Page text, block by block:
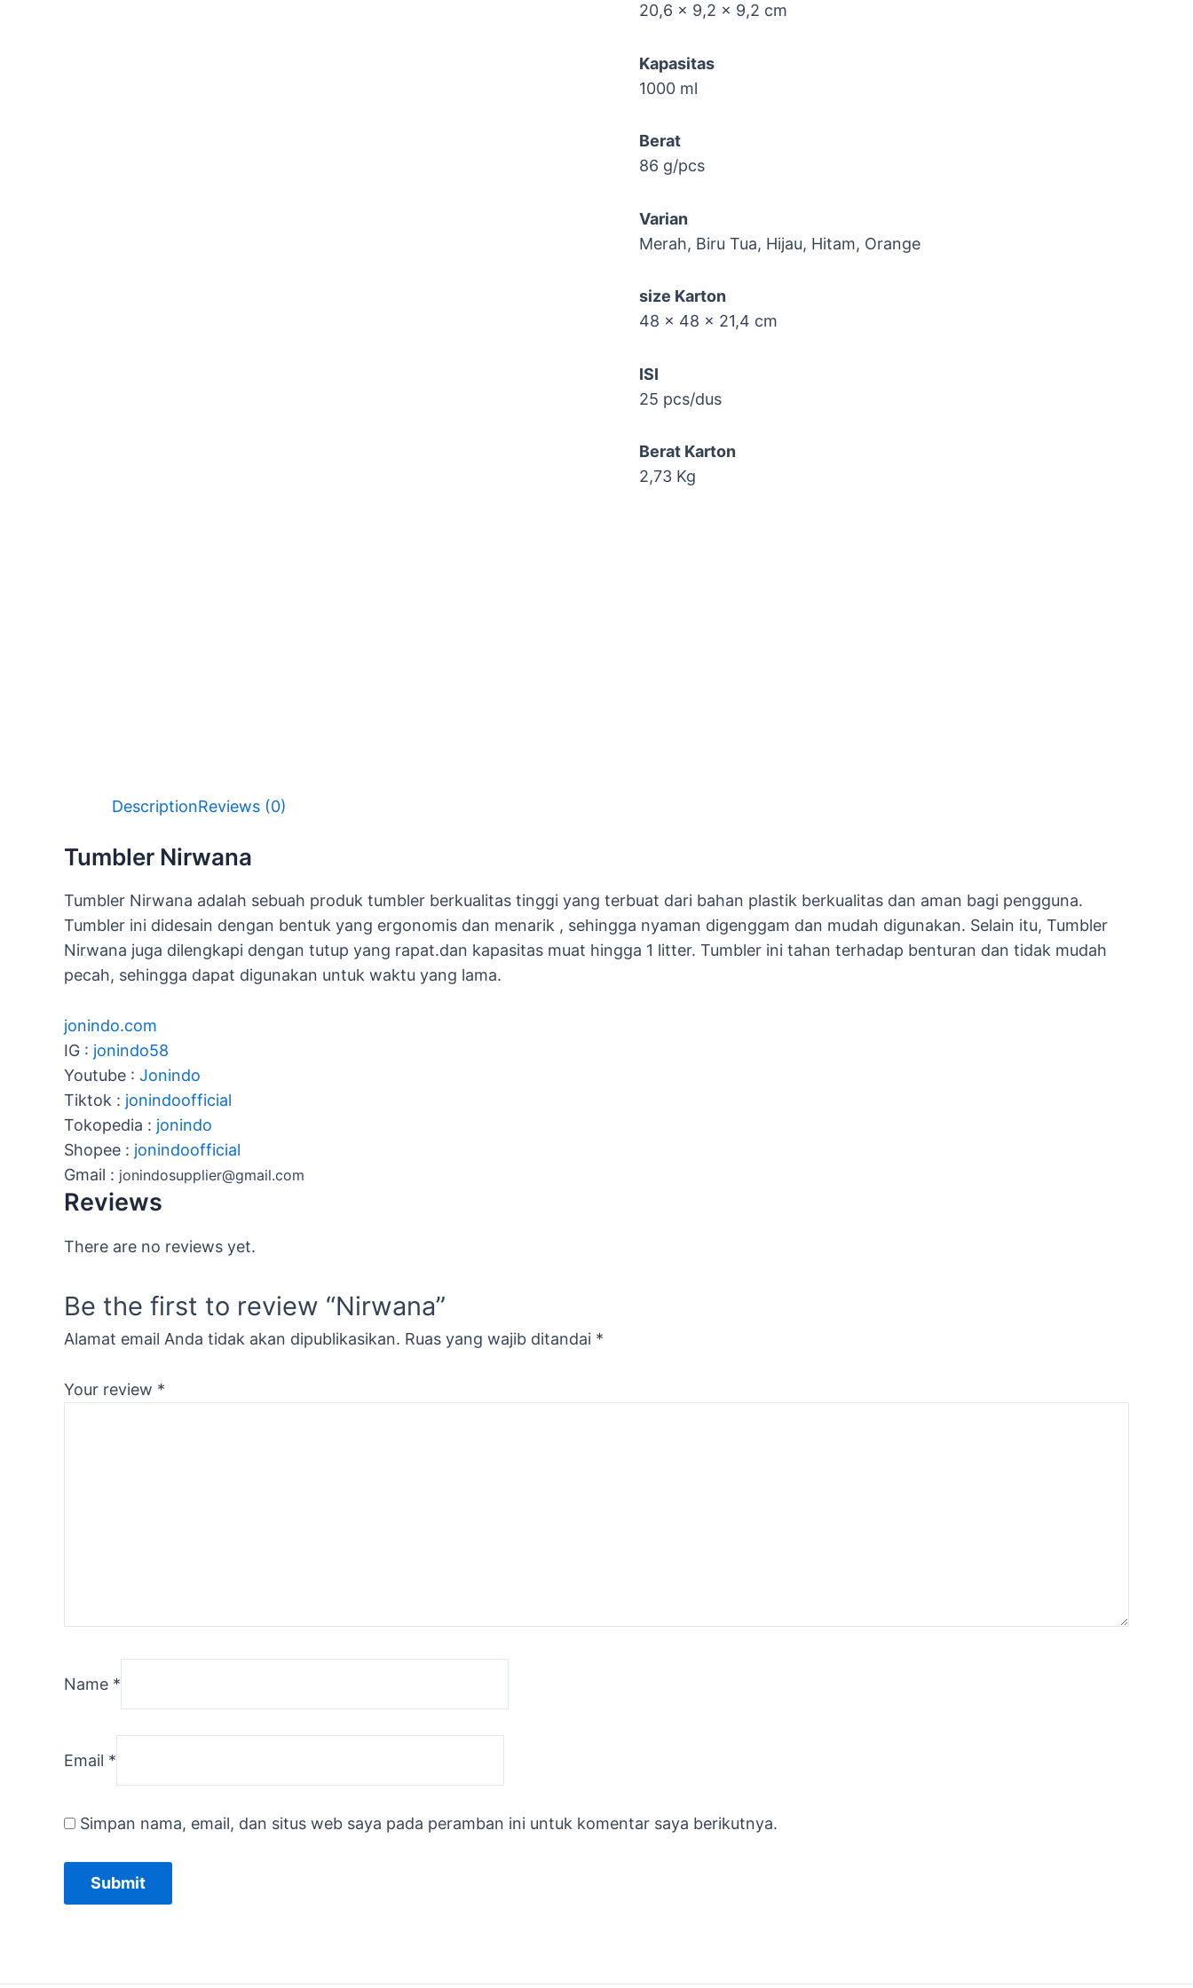
20,6 x 9,2 x 9,2 cm
Kapasitas
1000 ml
Berat
86 g/pcs
Varian
Merah, Biru Tua, Hijau, Hitam, Orange
size Karton
48 x 48 x 21,4 cm
ISI
25 pcs/dus
Berat Karton
2,73 Kg
DescriptionReviews (0)
Tumbler Nirwana
Tumbler Nirwana adalah sebuah produk tumbler berkualitas tinggi yang terbuat dari bahan plastik berkualitas dan aman bagi pengguna.
Tumbler ini didesain dengan bentuk yang ergonomis dan menarik , sehingga nyaman digenggam dan mudah digunakan. Selain itu, Tumbler
Nirwana juga dilengkapi dengan tutup yang rapat.dan kapasitas muat hingga 1 litter. Tumbler ini tahan terhadap benturan dan tidak mudah
pecah, sehingga dapat digunakan untuk waktu yang lama.
jonindo.com
IG : jonindo58
Youtube : Jonindo
Tiktok : jonindoofficial
Tokopedia : jonindo
Shopee : jonindoofficial
Gmail : jonindosupplier@gmail.com
Reviews
There are no reviews yet.
Be the first to review “Nirwana”
Alamat email Anda tidak akan dipublikasikan. Ruas yang wajib ditandai *
Your review *
Name *
Email *
Simpan nama, email, dan situs web saya pada peramban ini untuk komentar saya berikutnya.